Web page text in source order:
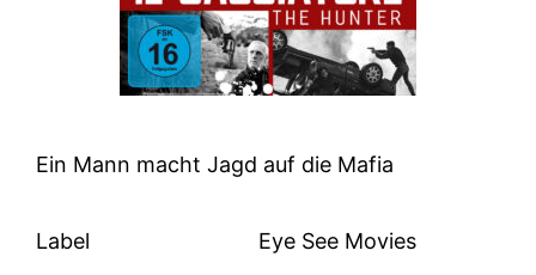
Ein Mann macht Jagd auf die Mafia
Label Eye See Movies